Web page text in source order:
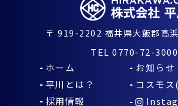
〒 919-2202 福井県大飯郡高
TEL 0770-72-3000
ホーム
平川とは？
採用情報
お知らせ
コスモ